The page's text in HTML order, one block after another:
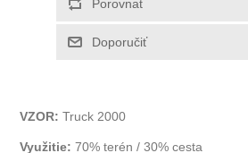
VZOR:Truck 2000
Využitie: 70% terén / 30% cesta